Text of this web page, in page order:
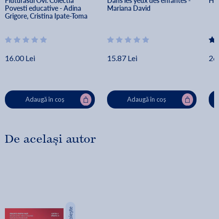
Povesti educative - Adina
Grigore, Cristina Ipate-Toma
16.00 Lei
Adaugă în coș
Mariana David
15.87 Lei
Adaugă în coș
De același autor